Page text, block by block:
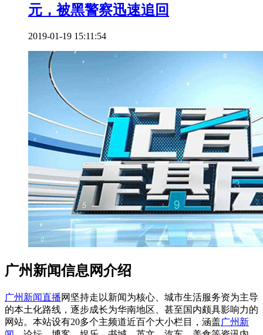
元，被黑警察迅速追回
2019-01-19 15:11:54
广州新闻信息网介绍
广州新闻直播网坚持走以新闻为核心、城市生活服务资为主导
的本土化路线，逐步成长为华南地区、甚至国内颇具影响力的
网站。本站设有20多个主频道近百个大小栏目，涵盖广州新